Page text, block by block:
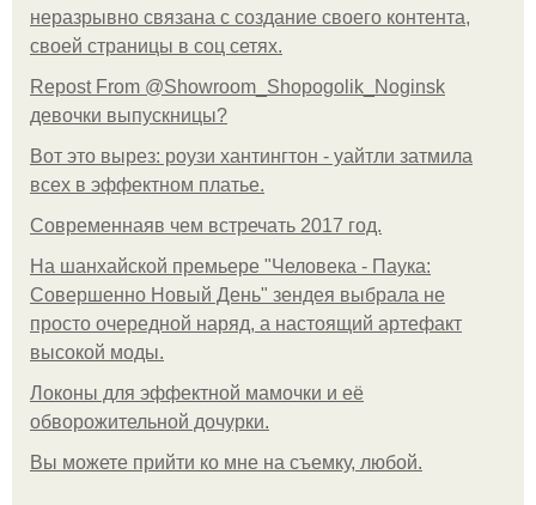
неразрывно связана с создание своего контента,
своей страницы в соц сетях.
Repost From @Showroom_Shopogolik_Noginsk
девочки выпускницы?
Вот это вырез: роузи хантингтон - уайтли затмила
всех в эффектном платьe.
Современнаяв чем встречать 2017 год.
На шанхайской премьере "Человека - Паука:
Совершенно Новый День" зендея выбрала не
просто очередной наряд, а настоящий артефакт
высокой моды.
Локоны для эффектной мамочки и её
обворожительной дочурки.
Вы можете прийти ко мне на съемку, любой.